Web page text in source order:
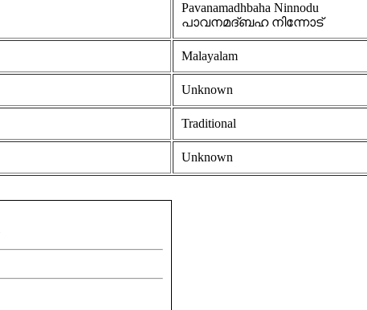
Pavanamadhbaha Ninnodu
പാവനമദ്ബഹ നിന്നോട്
Malayalam
Unknown
Traditional
Unknown